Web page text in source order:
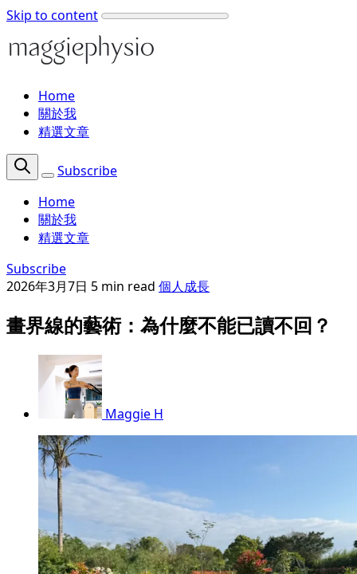
Skip to content
Home
關於我
精選文章
Subscribe
Home
關於我
精選文章
Subscribe
2026年3月7日 5 min read 個人成長
畫界線的藝術：為什麼不能已讀不回？
Maggie H